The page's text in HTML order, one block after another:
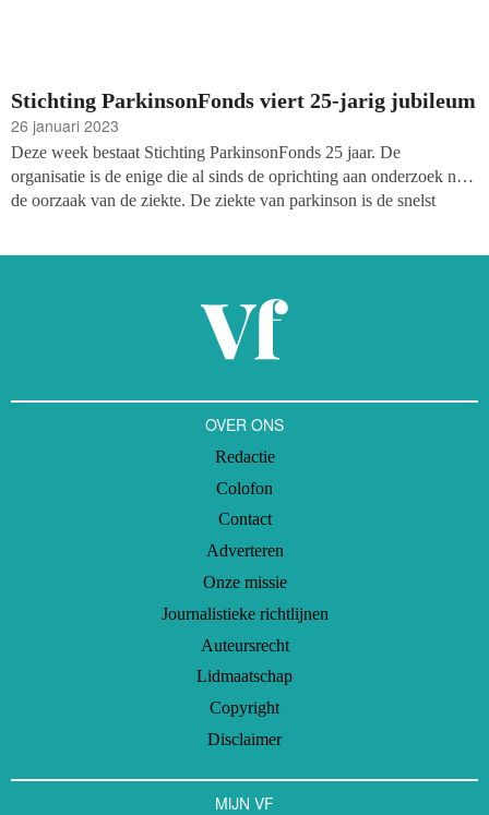
Stichting ParkinsonFonds viert 25-jarig jubileum
26 januari 2023
Deze week bestaat Stichting ParkinsonFonds 25 jaar. De
organisatie is de enige die al sinds de oprichting aan onderzoek naar
de oorzaak van de ziekte. De ziekte van parkinson is de snelst
OVER ONS
Redactie
Colofon
Contact
Adverteren
Onze missie
Journalistieke richtlijnen
Auteursrecht
Lidmaatschap
Copyright
Disclaimer
MIJN VF